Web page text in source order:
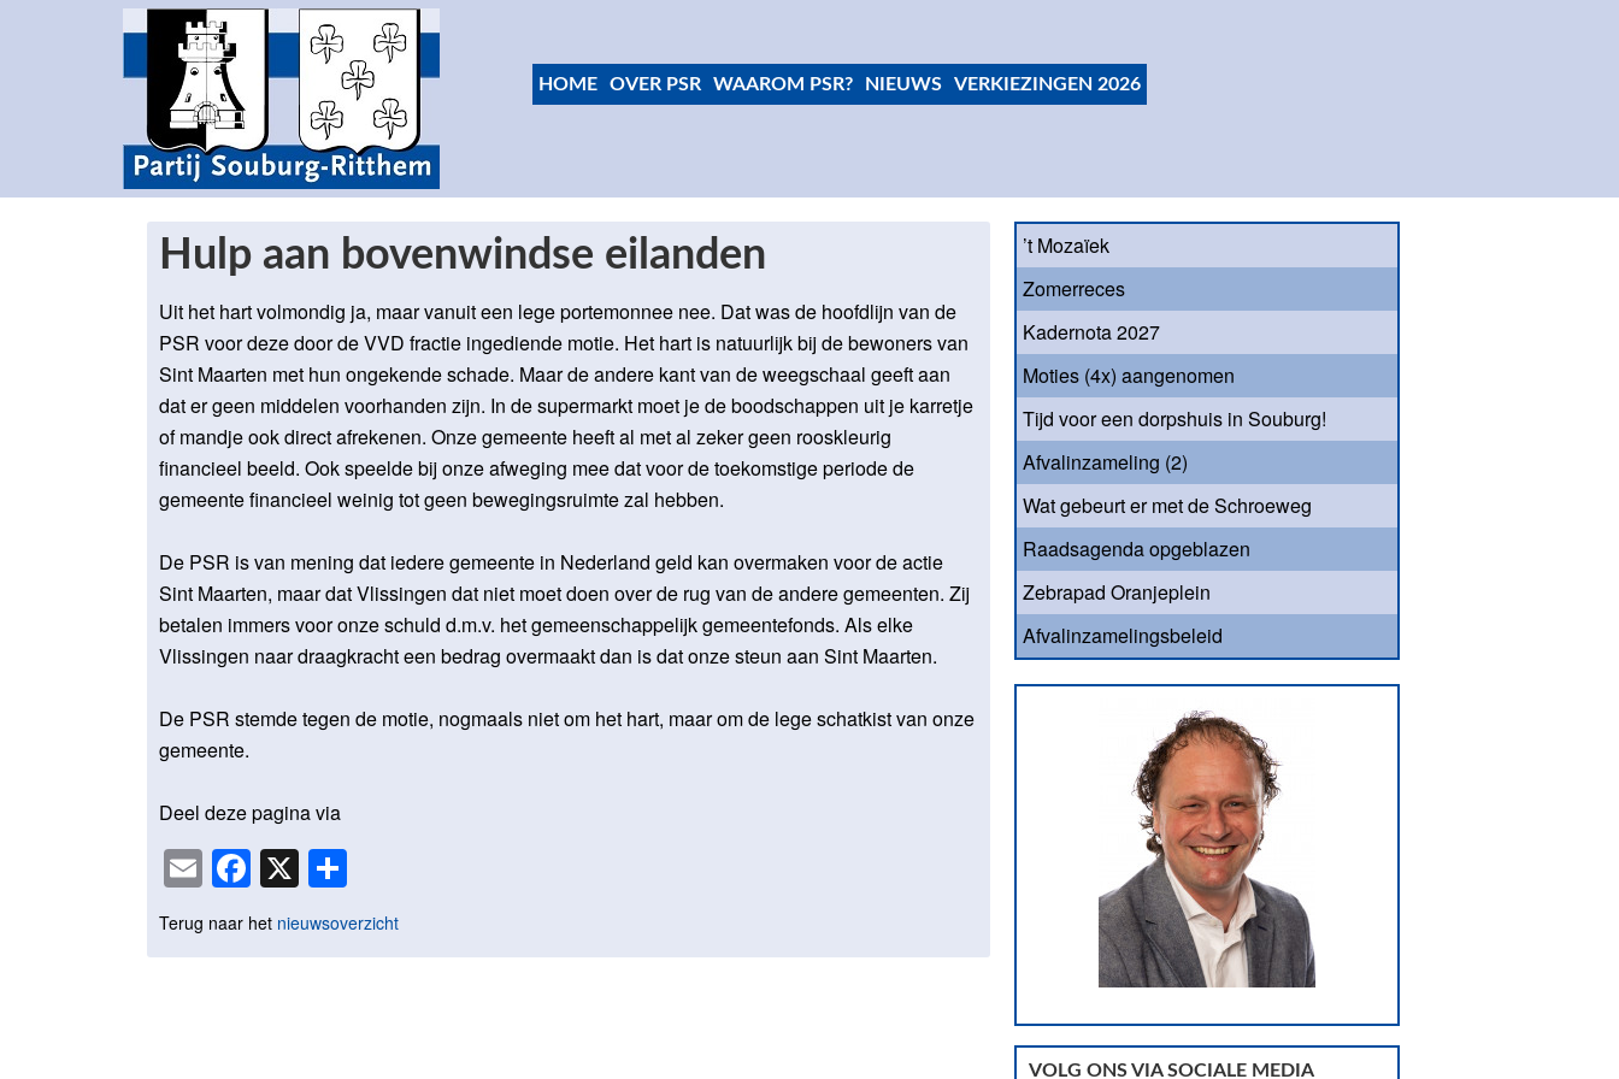
HOME OVER PSR WAAROM PSR? NIEUWS VERKIEZINGEN 2026
Hulp aan bovenwindse eilanden
Uit het hart volmondig ja, maar vanuit een lege portemonnee nee. Dat was de hoofdlijn van de
PSR voor deze door de VVD fractie ingediende motie. Het hart is natuurlijk bij de bewoners van
Sint Maarten met hun ongekende schade. Maar de andere kant van de weegschaal geeft aan
dat er geen middelen voorhanden zijn. In de supermarkt moet je de boodschappen uit je karretje
of mandje ook direct afrekenen. Onze gemeente heeft al met al zeker geen rooskleurig
financieel beeld. Ook speelde bij onze afweging mee dat voor de toekomstige periode de
gemeente financieel weinig tot geen bewegingsruimte zal hebben.
De PSR is van mening dat iedere gemeente in Nederland geld kan overmaken voor de actie
Sint Maarten, maar dat Vlissingen dat niet moet doen over de rug van de andere gemeenten. Zij
betalen immers voor onze schuld d.m.v. het gemeenschappelijk gemeentefonds. Als elke
Vlissingen naar draagkracht een bedrag overmaakt dan is dat onze steun aan Sint Maarten.
De PSR stemde tegen de motie, nogmaals niet om het hart, maar om de lege schatkist van onze
gemeente.
Deel deze pagina via
EmailFacebook
X
Terug naar het nieuwsoverzicht
’t Mozaïek
Zomerreces
Kadernota 2027
Moties (4x) aangenomen
Tijd voor een dorpshuis in Souburg!
Afvalinzameling (2)
Wat gebeurt er met de Schroeweg
Raadsagenda opgeblazen
Zebrapad Oranjeplein
Afvalinzamelingsbeleid